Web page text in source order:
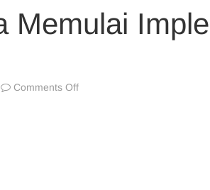
Memulai
Comments Offon